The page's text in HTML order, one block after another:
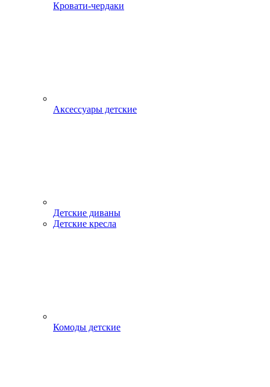
Кровати-чердаки
Аксессуары детские
Детские диваны
Детские кресла
Комоды детские